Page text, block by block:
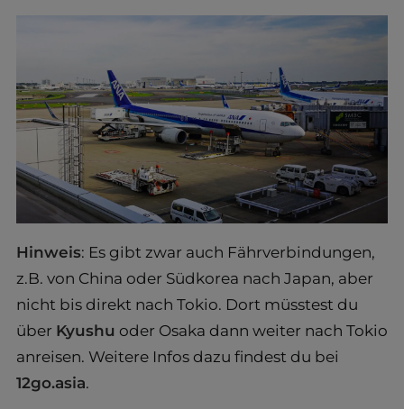
Hinweis: Es gibt zwar auch Fährverbindungen,
z.B. von China oder Südkorea nach Japan, aber
nicht bis direkt nach Tokio. Dort müsstest du
über Kyushu oder Osaka dann weiter nach Tokio
anreisen. Weitere Infos dazu findest du bei
12go.asia.